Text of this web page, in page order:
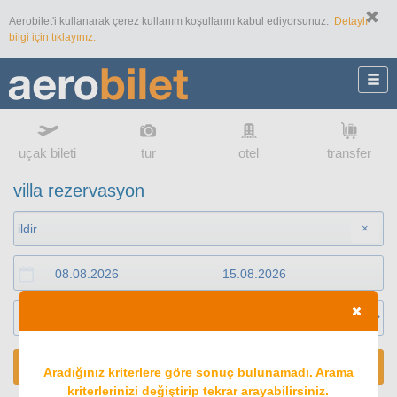
Aerobilet'i kullanarak çerez kullanım koşullarını kabul ediyorsunuz.
Detaylı
bilgi için tıklayınız.
uçak bileti tur otel transfer
villa rezervasyon
×
Aradığınız kriterlere göre sonuç bulunamadı. Arama
kriterlerinizi değiştirip tekrar arayabilirsiniz.